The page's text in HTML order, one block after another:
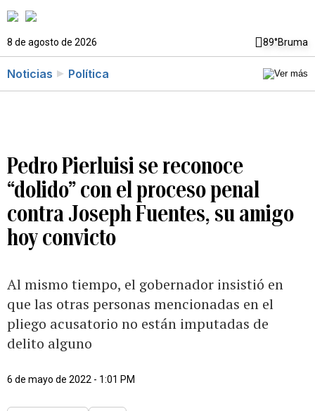
8 de agosto de 2026 89°Bruma
Noticias Política
Pedro Pierluisi se reconoce
“dolido” con el proceso penal
contra Joseph Fuentes, su amigo
hoy convicto
Al mismo tiempo, el gobernador insistió en
que las otras personas mencionadas en el
pliego acusatorio no están imputadas de
delito alguno
6 de mayo de 2022 - 1:01 PM